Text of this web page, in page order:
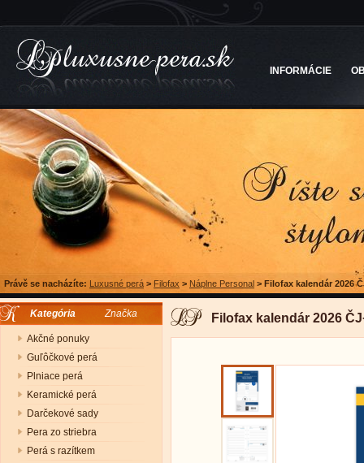
INFORMÁCIE
Právě se nacházíte: Luxusné perá > Filofax > Náplne Personal > Filofax kalendár 2026
Kategória Značka
Akčné ponuky
Guľôčkové perá
Plniace perá
Keramické perá
Darčekové sady
Pera zo striebra
Perá s razítkem
Filofax kalendár 2026